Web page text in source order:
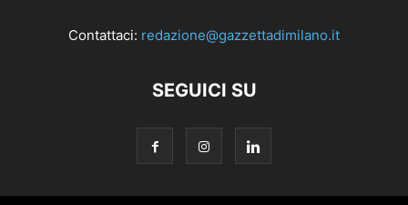
Contattaci: redazione@gazzettadimilano.it
SEGUICI SU